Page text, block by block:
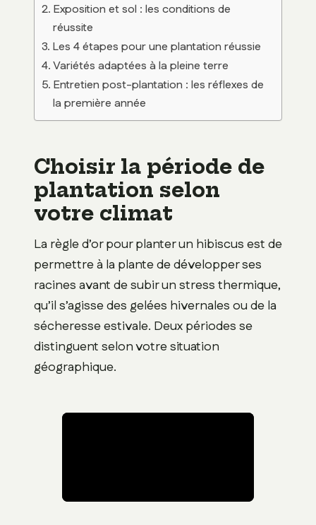
Exposition et sol : les conditions de
réussite
Les 4 étapes pour une plantation réussie
Variétés adaptées à la pleine terre
Entretien post-plantation : les réflexes de
la première année
Choisir la période de
plantation selon
votre climat
La règle d’or pour planter un hibiscus est de
permettre à la plante de développer ses
racines avant de subir un stress thermique,
qu’il s’agisse des gelées hivernales ou de la
sécheresse estivale. Deux périodes se
distinguent selon votre situation
géographique.